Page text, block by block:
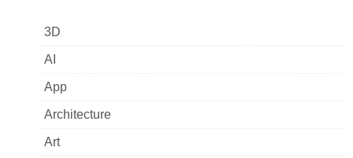
3D
AI
App
Architecture
Art